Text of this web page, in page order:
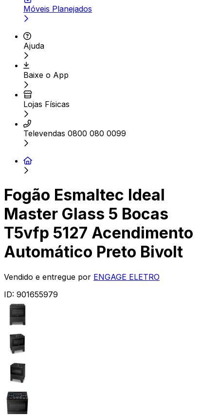
Móveis Planejados
Ajuda
Baixe o App
Lojas Físicas
Televendas 0800 080 0099
Fogão Esmaltec Ideal
Master Glass 5 Bocas
T5vfp 5127 Acendimento
Automático Preto Bivolt
Vendido e entregue por ENGAGE ELETRO
ID: 901655979